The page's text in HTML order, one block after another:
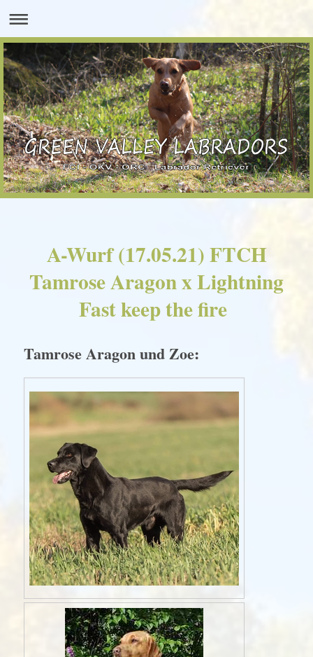
A-Wurf (17.05.21) FTCH
Tamrose Aragon x Lightning
Fast keep the fire
Tamrose Aragon und Zoe: